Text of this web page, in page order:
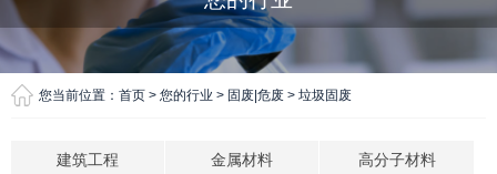
您当前位置： 首页 > 您的行业 > 固废|危废 > 垃圾固废
建筑工程 金属材料 高分子材料